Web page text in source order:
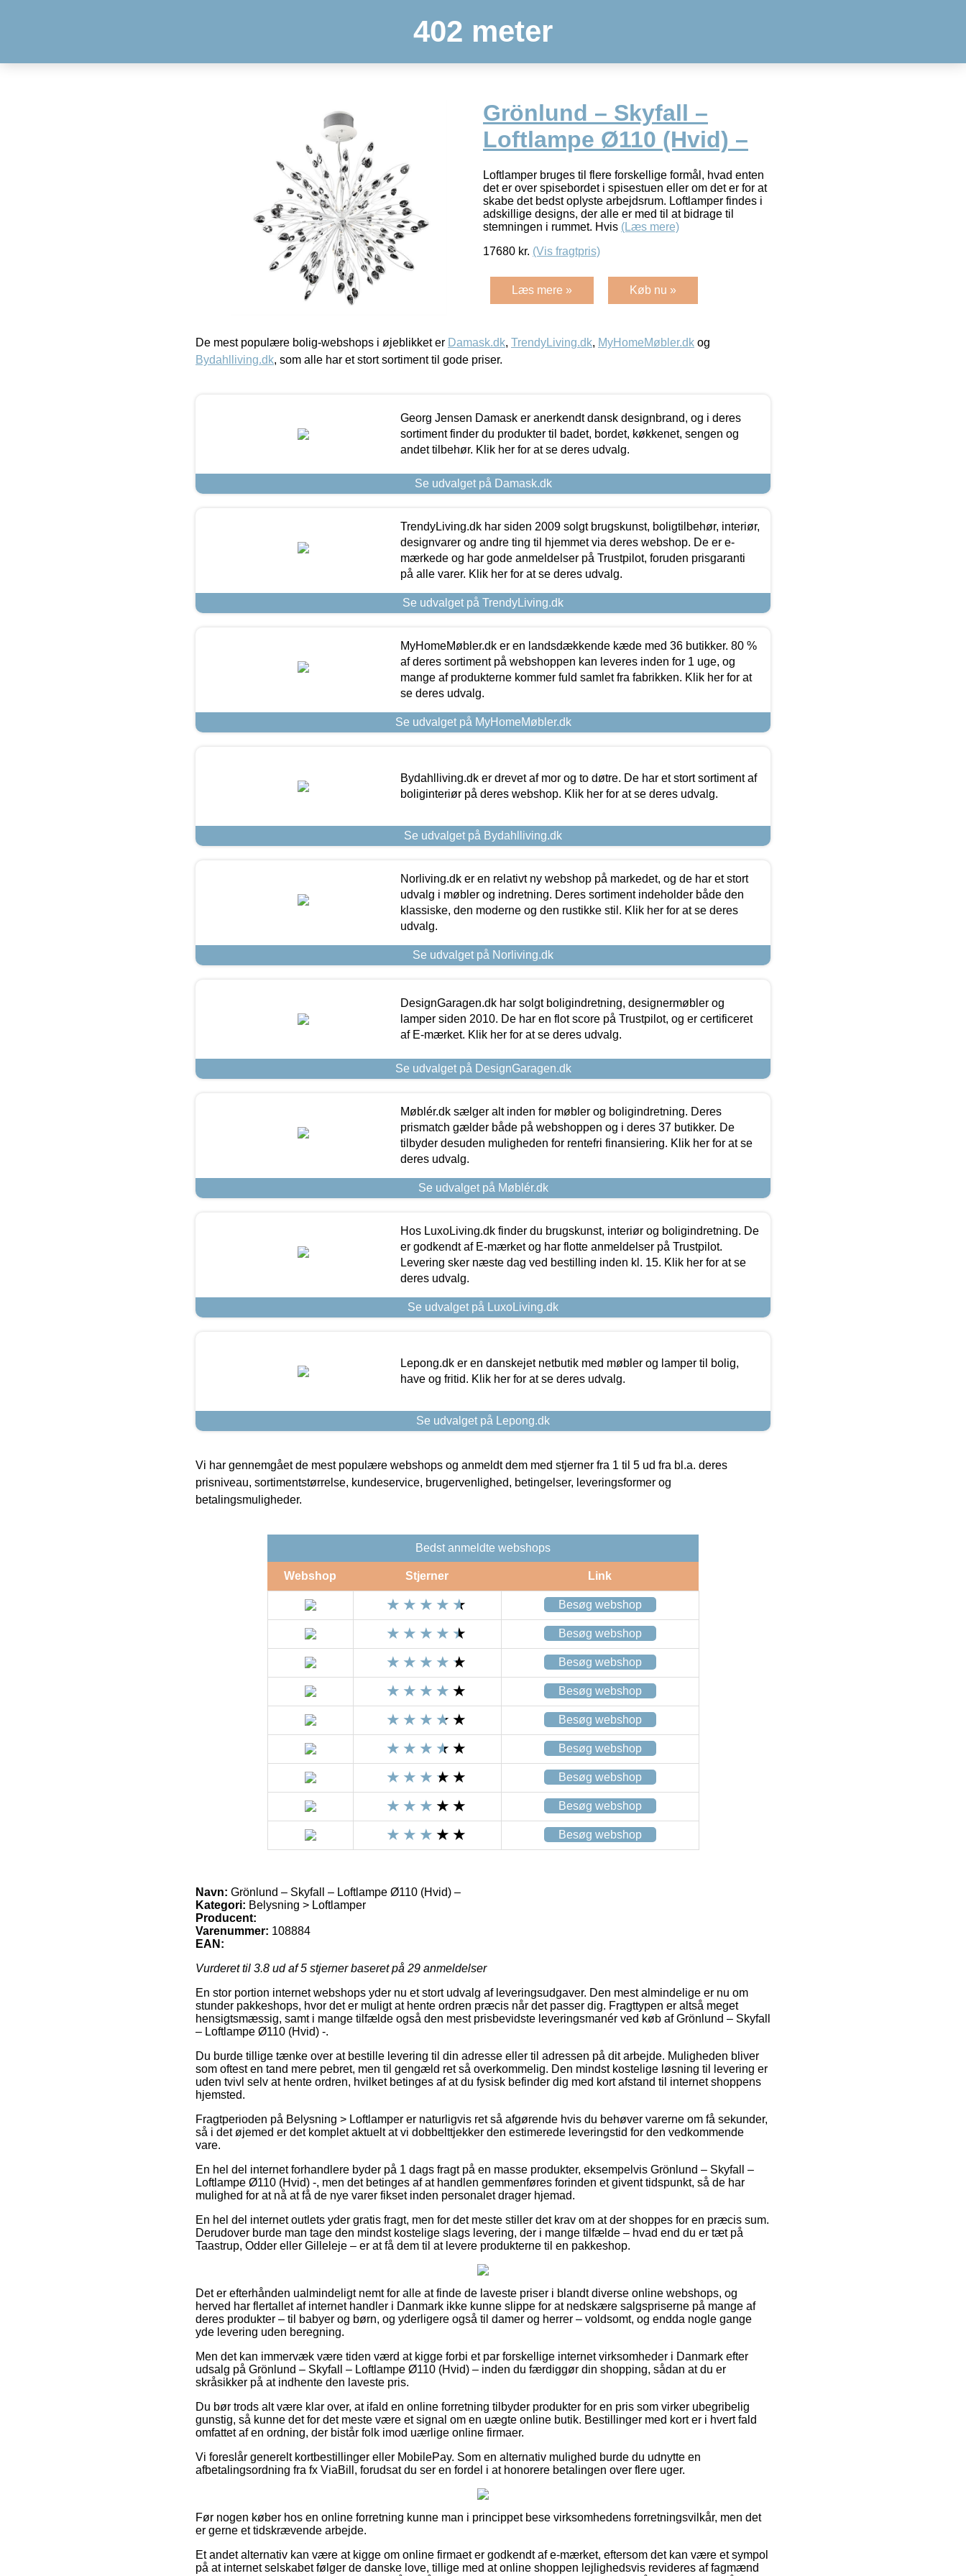
402 meter
Grönlund – Skyfall –
Loftlampe Ø110 (Hvid) –
Loftlamper bruges til flere forskellige formål, hvad enten
det er over spisebordet i spisestuen eller om det er for at
skabe det bedst oplyste arbejdsrum. Loftlamper findes i
adskillige designs, der alle er med til at bidrage til
stemningen i rummet. Hvis (Læs mere)
17680 kr. (Vis fragtpris)
Læs mere » Køb nu »
De mest populære bolig-webshops i øjeblikket er Damask.dk, TrendyLiving.dk, MyHomeMøbler.dk og
Bydahlliving.dk, som alle har et stort sortiment til gode priser.
Georg Jensen Damask er anerkendt dansk designbrand, og i deres
sortiment finder du produkter til badet, bordet, køkkenet, sengen og
andet tilbehør. Klik her for at se deres udvalg.
Se udvalget på Damask.dk
TrendyLiving.dk har siden 2009 solgt brugskunst, boligtilbehør, interiør,
designvarer og andre ting til hjemmet via deres webshop. De er e-
mærkede og har gode anmeldelser på Trustpilot, foruden prisgaranti
på alle varer. Klik her for at se deres udvalg.
Se udvalget på TrendyLiving.dk
MyHomeMøbler.dk er en landsdækkende kæde med 36 butikker. 80 %
af deres sortiment på webshoppen kan leveres inden for 1 uge, og
mange af produkterne kommer fuld samlet fra fabrikken. Klik her for at
se deres udvalg.
Se udvalget på MyHomeMøbler.dk
Bydahlliving.dk er drevet af mor og to døtre. De har et stort sortiment af
boliginteriør på deres webshop. Klik her for at se deres udvalg.
Se udvalget på Bydahlliving.dk
Norliving.dk er en relativt ny webshop på markedet, og de har et stort
udvalg i møbler og indretning. Deres sortiment indeholder både den
klassiske, den moderne og den rustikke stil. Klik her for at se deres
udvalg.
Se udvalget på Norliving.dk
DesignGaragen.dk har solgt boligindretning, designermøbler og
lamper siden 2010. De har en flot score på Trustpilot, og er certificeret
af E-mærket. Klik her for at se deres udvalg.
Se udvalget på DesignGaragen.dk
Møblér.dk sælger alt inden for møbler og boligindretning. Deres
prismatch gælder både på webshoppen og i deres 37 butikker. De
tilbyder desuden muligheden for rentefri finansiering. Klik her for at se
deres udvalg.
Se udvalget på Møblér.dk
Hos LuxoLiving.dk finder du brugskunst, interiør og boligindretning. De
er godkendt af E-mærket og har flotte anmeldelser på Trustpilot.
Levering sker næste dag ved bestilling inden kl. 15. Klik her for at se
deres udvalg.
Se udvalget på LuxoLiving.dk
Lepong.dk er en danskejet netbutik med møbler og lamper til bolig,
have og fritid. Klik her for at se deres udvalg.
Se udvalget på Lepong.dk
Vi har gennemgået de mest populære webshops og anmeldt dem med stjerner fra 1 til 5 ud fra bl.a. deres
prisniveau, sortimentstørrelse, kundeservice, brugervenlighed, betingelser, leveringsformer og
betalingsmuligheder.
Bedst anmeldte webshops
Webshop Stjerner Link
Besøg webshop
Besøg webshop
Besøg webshop
Besøg webshop
Besøg webshop
Besøg webshop
Besøg webshop
Besøg webshop
Besøg webshop
Navn: Grönlund – Skyfall – Loftlampe Ø110 (Hvid) –
Kategori: Belysning > Loftlamper
Producent:
Varenummer: 108884
EAN:
Vurderet til 3.8 ud af 5 stjerner baseret på 29 anmeldelser
En stor portion internet webshops yder nu et stort udvalg af leveringsudgaver. Den mest almindelige er nu om
stunder pakkeshops, hvor det er muligt at hente ordren præcis når det passer dig. Fragttypen er altså meget
hensigtsmæssig, samt i mange tilfælde også den mest prisbevidste leveringsmanér ved køb af Grönlund – Skyfall
– Loftlampe Ø110 (Hvid) -.
Du burde tillige tænke over at bestille levering til din adresse eller til adressen på dit arbejde. Muligheden bliver
som oftest en tand mere pebret, men til gengæld ret så overkommelig. Den mindst kostelige løsning til levering er
uden tvivl selv at hente ordren, hvilket betinges af at du fysisk befinder dig med kort afstand til internet shoppens
hjemsted.
Fragtperioden på Belysning > Loftlamper er naturligvis ret så afgørende hvis du behøver varerne om få sekunder,
så i det øjemed er det komplet aktuelt at vi dobbelttjekker den estimerede leveringstid for den vedkommende
vare.
En hel del internet forhandlere byder på 1 dags fragt på en masse produkter, eksempelvis Grönlund – Skyfall –
Loftlampe Ø110 (Hvid) -, men det betinges af at handlen gemmenføres forinden et givent tidspunkt, så de har
mulighed for at nå at få de nye varer fikset inden personalet drager hjemad.
En hel del internet outlets yder gratis fragt, men for det meste stiller det krav om at der shoppes for en præcis sum.
Derudover burde man tage den mindst kostelige slags levering, der i mange tilfælde – hvad end du er tæt på
Taastrup, Odder eller Gilleleje – er at få dem til at levere produkterne til en pakkeshop.
Det er efterhånden ualmindeligt nemt for alle at finde de laveste priser i blandt diverse online webshops, og
herved har flertallet af internet handler i Danmark ikke kunne slippe for at nedskære salgspriserne på mange af
deres produkter – til babyer og børn, og yderligere også til damer og herrer – voldsomt, og endda nogle gange
yde levering uden beregning.
Men det kan immervæk være tiden værd at kigge forbi et par forskellige internet virksomheder i Danmark efter
udsalg på Grönlund – Skyfall – Loftlampe Ø110 (Hvid) – inden du færdiggør din shopping, sådan at du er
skråsikker på at indhente den laveste pris.
Du bør trods alt være klar over, at ifald en online forretning tilbyder produkter for en pris som virker ubegribelig
gunstig, så kunne det for det meste være et signal om en uægte online butik. Bestillinger med kort er i hvert fald
omfattet af en ordning, der bistår folk imod uærlige online firmaer.
Vi foreslår generelt kortbestillinger eller MobilePay. Som en alternativ mulighed burde du udnytte en
afbetalingsordning fra fx ViaBill, forudsat du ser en fordel i at honorere betalingen over flere uger.
Før nogen køber hos en online forretning kunne man i princippet bese virksomhedens forretningsvilkår, men det
er gerne et tidskrævende arbejde.
Et andet alternativ kan være at kigge om online firmaet er godkendt af e-mærket, eftersom det kan være et sympol
på at internet selskabet følger de danske love, tillige med at online shoppen lejlighedsvis revideres af fagmænd